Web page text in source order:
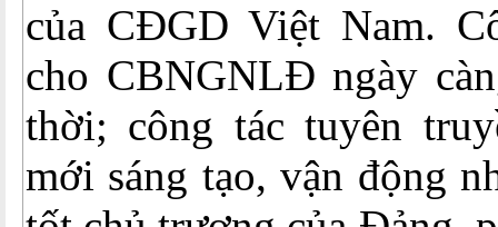
của CĐGD Việt Nam.
cho CBNGNLĐ ngày
thời; công tác tuyên
mới sáng tạo, vận động